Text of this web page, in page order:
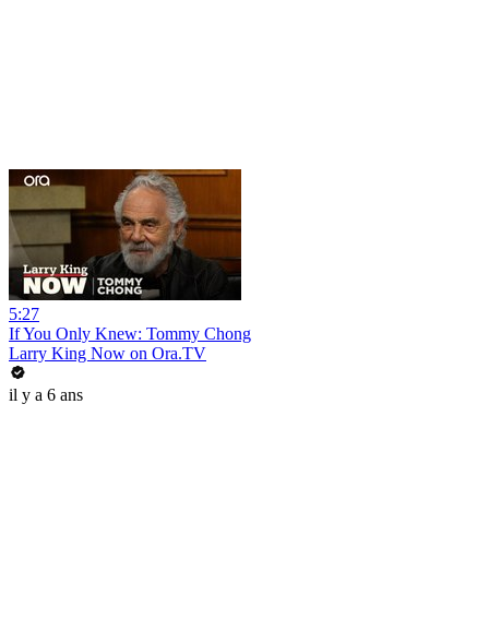
5:27
If You Only Knew: Tommy Chong
Larry King Now on Ora.TV
il y a 6 ans